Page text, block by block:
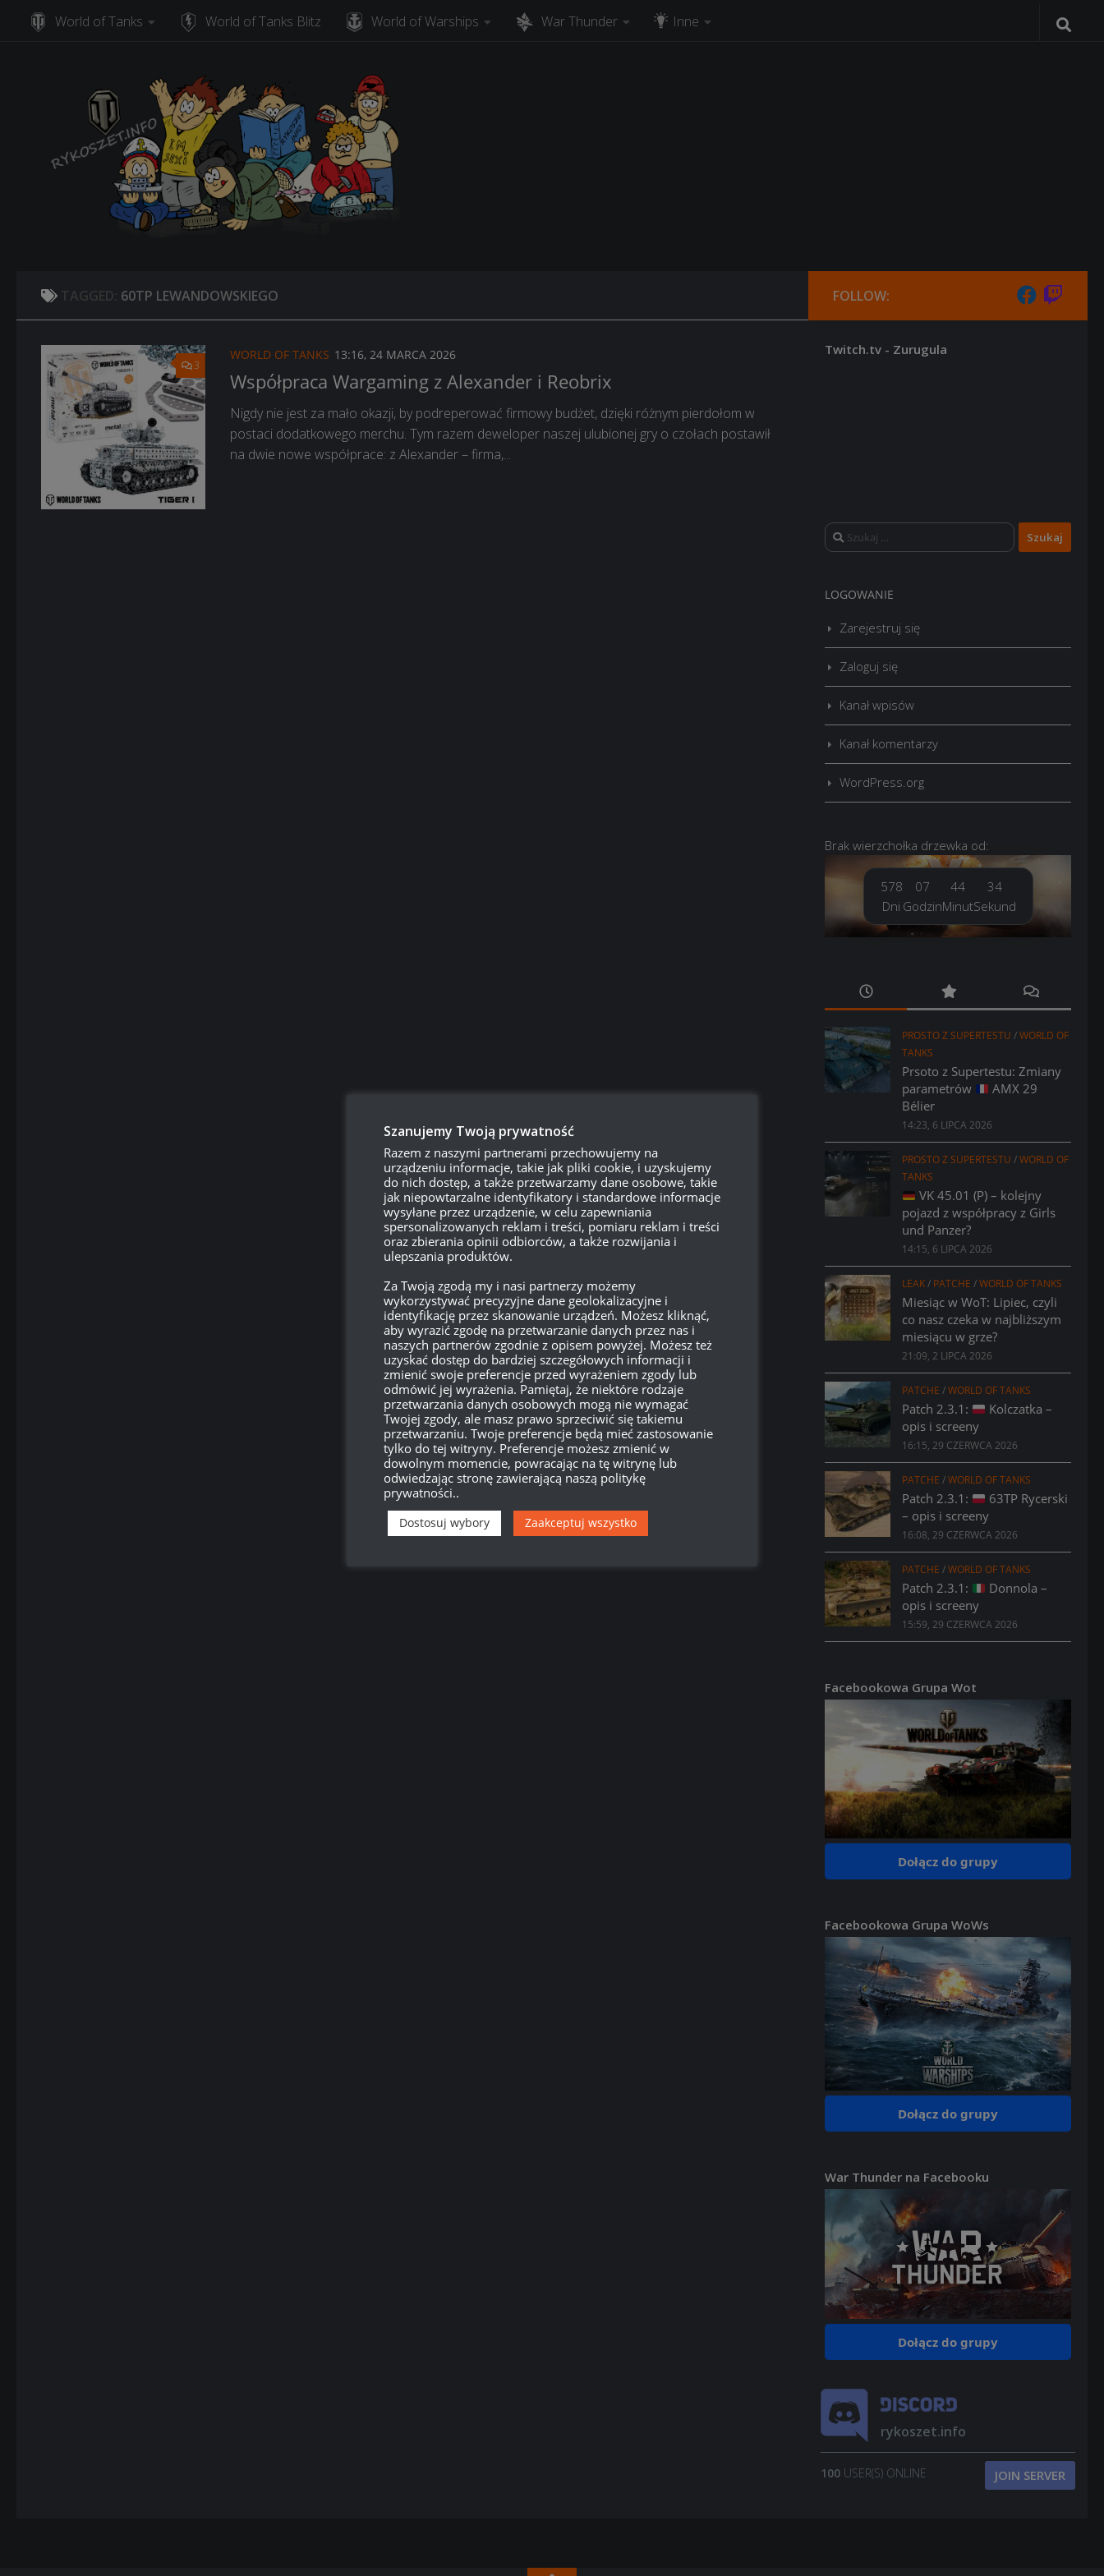
Skip to content
World of Tanks World of Tanks Blitz World of Warships War Thunder Inne
TAGGED: 60TP LEWANDOWSKIEGO
3
WORLD OF TANKS 13:16, 24 MARCA 2026
Współpraca Wargaming z Alexander i Reobrix
Nigdy nie jest za mało okazji, by podreperować firmowy budżet, dzięki różnym pierdołom w
postaci dodatkowego merchu. Tym razem deweloper naszej ulubionej gry o czołach postawił
na dwie nowe współprace: z Alexander – firma,...
FOLLOW:
Twitch.tv - Zurugula
Szukaj:
LOGOWANIE
Zarejestruj się
Zaloguj się
Kanał wpisów
Kanał komentarzy
WordPress.org
Brak wierzchołka drzewka od:
578
Dni
07
Godzin
44
Minut
35
Sekund
PROSTO Z SUPERTESTU /WORLD OF
TANKS
Prsoto z Supertestu: Zmiany
parametrów
AMX 29
Bélier
14:23, 6 LIPCA 2026
PROSTO Z SUPERTESTU /WORLD OF
TANKS
VK 45.01 (P) – kolejny
pojazd z współpracy z Girls
und Panzer?
14:15, 6 LIPCA 2026
LEAK/ PATCHE /WORLD OF TANKS
Miesiąc w WoT: Lipiec, czyli
co nasz czeka w najbliższym
miesiącu w grze?
21:09, 2 LIPCA 2026
PATCHE /WORLD OF TANKS
Patch 2.3.1:
Kolczatka –
opis i screeny
16:15, 29 CZERWCA 2026
PATCHE /WORLD OF TANKS
Patch 2.3.1:
63TP Rycerski
– opis i screeny
16:08, 29 CZERWCA 2026
PATCHE /WORLD OF TANKS
Patch 2.3.1:
Donnola –
opis i screeny
15:59, 29 CZERWCA 2026
Facebookowa Grupa Wot
Dołącz do grupy
Facebookowa Grupa WoWs
Dołącz do grupy
War Thunder na Facebooku
Dołącz do grupy
rykoszet.info
100 USER(S) ONLINE JOIN SERVER
Szanujemy Twoją prywatność
Razem z naszymi partnerami przechowujemy na
urządzeniu informacje, takie jak pliki cookie, i uzyskujemy
do nich dostęp, a także przetwarzamy dane osobowe, takie
jak niepowtarzalne identyfikatory i standardowe informacje
wysyłane przez urządzenie, w celu zapewniania
spersonalizowanych reklam i treści, pomiaru reklam i treści
oraz zbierania opinii odbiorców, a także rozwijania i
ulepszania produktów.
Za Twoją zgodą my i nasi partnerzy możemy
wykorzystywać precyzyjne dane geolokalizacyjne i
identyfikację przez skanowanie urządzeń. Możesz kliknąć,
aby wyrazić zgodę na przetwarzanie danych przez nas i
naszych partnerów zgodnie z opisem powyżej. Możesz też
uzyskać dostęp do bardziej szczegółowych informacji i
zmienić swoje preferencje przed wyrażeniem zgody lub
odmówić jej wyrażenia. Pamiętaj, że niektóre rodzaje
przetwarzania danych osobowych mogą nie wymagać
Twojej zgody, ale masz prawo sprzeciwić się takiemu
przetwarzaniu. Twoje preferencje będą mieć zastosowanie
tylko do tej witryny. Preferencje możesz zmienić w
dowolnym momencie, powracając na tę witrynę lub
odwiedzając stronę zawierającą naszą politykę
prywatności..
Dostosuj wybory Zaakceptuj wszystko